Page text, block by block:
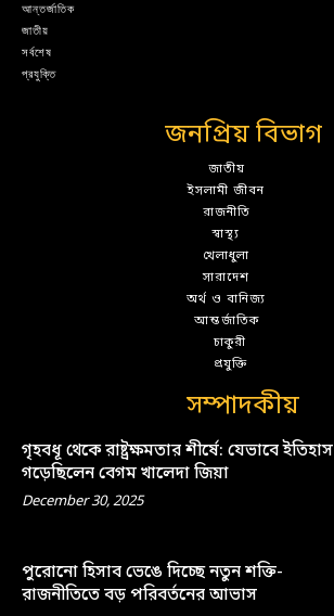
আন্তর্জাতিক
জাতীয়
সর্বশেষ
প্রযুক্তি
জনপ্রিয় বিভাগ
জাতীয়
ইসলামী জীবন
রাজনীতি
স্বাস্থ্য
খেলাধুলা
সারাদেশ
অর্থ ও বানিজ্য
আন্তর্জাতিক
চাকুরী
প্রযুক্তি
সম্পাদকীয়
গৃহবধূ থেকে রাষ্ট্রক্ষমতার শীর্ষে: যেভাবে ইতিহাস
গড়েছিলেন বেগম খালেদা জিয়া
December 30, 2025
পুরোনো হিসাব ভেঙে দিচ্ছে নতুন শক্তি-
রাজনীতিতে বড় পরিবর্তনের আভাস